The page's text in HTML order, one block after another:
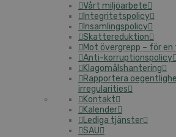
Vårt miljöarbete
Integritetspolicy
Insamlingspolicy
Skattereduktion
Mot övergrepp – för
Anti-korruptionspolicy
Klagomålshantering
Rapportera
irregularities
Kontakt
Kalender
Lediga tjänster
SAU